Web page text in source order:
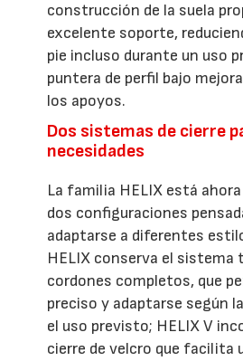
construcción de la suela
excelente soporte,
pie incluso durante un uso
puntera de perfil bajo
los apoyos.
Dos sistemas de cierre
necesidades
La familia HELIX está
dos configuraciones
adaptarse a diferentes
HELIX conserva el sistema
cordones completos, que
preciso y adaptarse según
el uso previsto; HELIX V
cierre de velcro que facilita